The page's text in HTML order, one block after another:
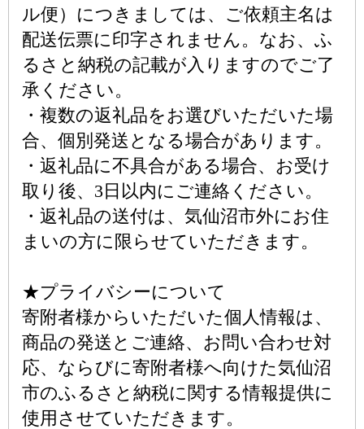
ル便）につきましては、ご依頼主名は
配送伝票に印字されません。なお、ふ
るさと納税の記載が入りますのでご了
承ください。
・複数の返礼品をお選びいただいた場
合、個別発送となる場合があります。
・返礼品に不具合がある場合、お受け
取り後、3日以内にご連絡ください。
・返礼品の送付は、気仙沼市外にお住
まいの方に限らせていただきます。
★プライバシーについて
寄附者様からいただいた個人情報は、
商品の発送とご連絡、お問い合わせ対
応、ならびに寄附者様へ向けた気仙沼
市のふるさと納税に関する情報提供に
使用させていただきます。